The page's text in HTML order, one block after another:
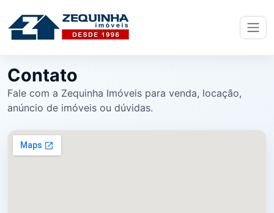
Contato
Fale com a Zequinha Imóveis para venda, locação,
anúncio de imóveis ou dúvidas.